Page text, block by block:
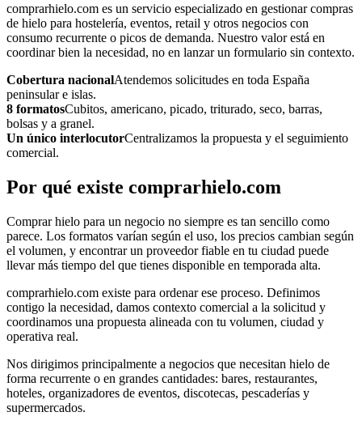
comprarhielo.com es un servicio especializado en gestionar compras
de hielo para hostelería, eventos, retail y otros negocios con
consumo recurrente o picos de demanda. Nuestro valor está en
coordinar bien la necesidad, no en lanzar un formulario sin contexto.
Cobertura nacionalAtendemos solicitudes en toda España
peninsular e islas.
8 formatosCubitos, americano, picado, triturado, seco, barras,
bolsas y a granel.
Un único interlocutorCentralizamos la propuesta y el seguimiento
comercial.
Por qué existe comprarhielo.com
Comprar hielo para un negocio no siempre es tan sencillo como
parece. Los formatos varían según el uso, los precios cambian según
el volumen, y encontrar un proveedor fiable en tu ciudad puede
llevar más tiempo del que tienes disponible en temporada alta.
comprarhielo.com existe para ordenar ese proceso. Definimos
contigo la necesidad, damos contexto comercial a la solicitud y
coordinamos una propuesta alineada con tu volumen, ciudad y
operativa real.
Nos dirigimos principalmente a negocios que necesitan hielo de
forma recurrente o en grandes cantidades: bares, restaurantes,
hoteles, organizadores de eventos, discotecas, pescaderías y
supermercados.